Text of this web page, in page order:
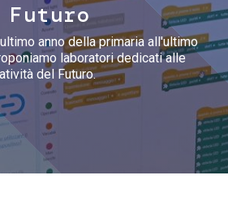
anno della primaria all'ultimo
laboratori dedicati alle
del Futuro.